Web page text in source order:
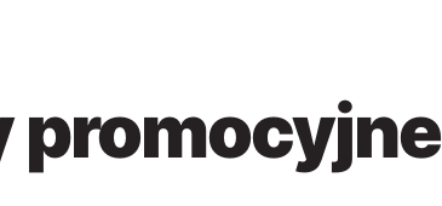
Przejdź
do
Przejdź
do
Przejdź
do
promocyjne